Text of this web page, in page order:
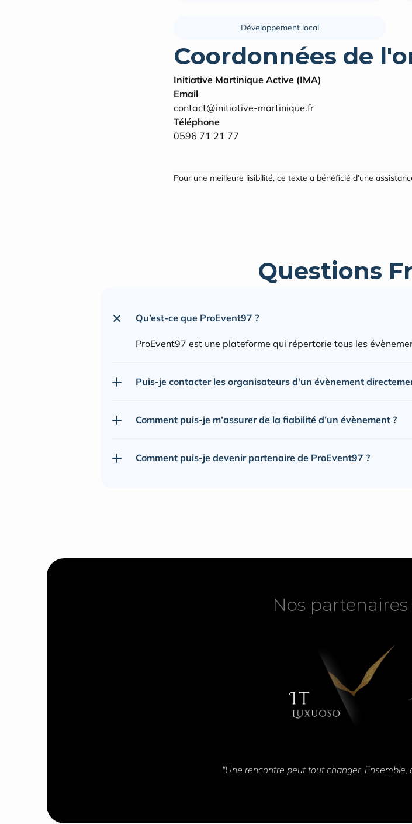
Développement local
Coordonnées de
Initiative Martinique Active (IMA)
Email
contact@initiative-martinique.fr
Téléphone
0596 71 21 77
Pour une meilleure lisibilité, ce texte a bénéficié d’une
Questions
Qu’est-ce que ProEvent97 ?
ProEvent97 est une plateforme qui répertorie tous les
Puis-je contacter les organisateurs d'un évènement
Comment puis-je m’assurer de la fiabilité d’un évènement ?
Comment puis-je devenir partenaire de ProEvent97 ?
Nos
Nos
"Une rencontre peut tout changer.